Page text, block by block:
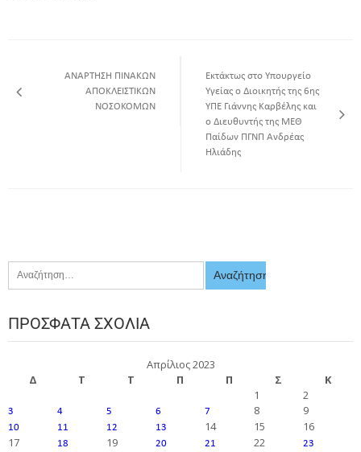
ΑΝΑΡΤΗΣΗ ΠΙΝΑΚΩΝ
ΑΠΟΚΛΕΙΣΤΙΚΩΝ
ΝΟΣΟΚΟΜΩΝ
Εκτάκτως στο Υπουργείο
Υγείας ο Διοικητής της 6ης
ΥΠΕ Γιάννης Καρβέλης και
ο Διευθυντής της ΜΕΘ
Παίδων ΠΓΝΠ Ανδρέας
Ηλιάδης
ΠΡΌΣΦΑΤΑ ΣΧΌΛΙΑ
Απρίλιος 2023
Δ
Τ Τ Π Π Σ
Κ
1
2
3 4 5 6 7 8 9
10 11 12 13 14 15
16
17
18 19 20 21 22 23